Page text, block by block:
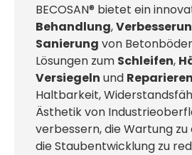
BECOSAN® bietet ein
Behandlung,
Sanierung von
Lösungen zum Schleifen,
Versiegeln und Reparieren
Haltbarkeit,
Ästhetik von
verbessern, die Wartung
die Staubentwicklung zu